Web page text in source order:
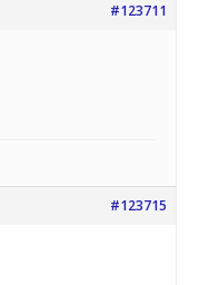
#123711
#123715